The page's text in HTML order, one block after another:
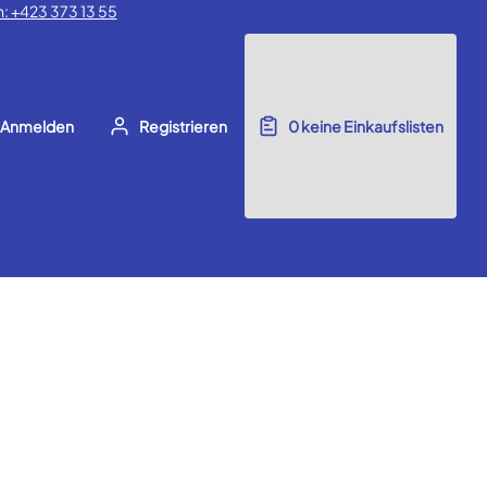
+423 373 13 55
Anmelden Registrieren 0keine Einkaufslisten